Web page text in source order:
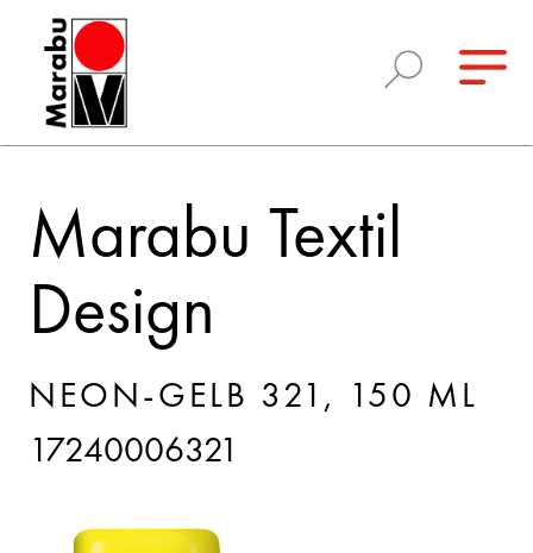
Marabu Textil
Design
NEON-GELB 321, 150 ML
17240006321